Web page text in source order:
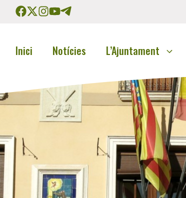
Inici Notícies L’Ajuntament